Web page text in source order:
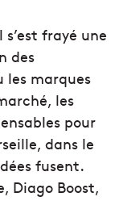
frayé une
des
les marques
les
pour
dans le
fusent.
Diago Boost,